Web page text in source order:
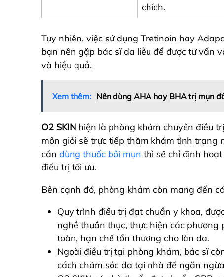
chích.
Tuy nhiên, việc sử dụng Tretinoin hay
bạn nên gặp bác sĩ da liễu để được tư vấn
và hiệu quả.
Xem thêm: Nên dùng AHA hay BHA trị mụn
O2 SKIN hiện là phòng khám chuyên điều
môn giỏi sẽ trực tiếp thăm khám tình trạng
cần dùng thuốc bôi mụn thì sẽ chỉ định
điều trị tối ưu.
Bên cạnh đó, phòng khám còn mang đến
Quy trình điều trị đạt chuẩn y khoa,
nghề thuần thục, thực hiện các
toàn, hạn chế tổn thương cho làn da.
Ngoài điều trị tại phòng khám, bác sĩ
cách chăm sóc da tại nhà để ngăn